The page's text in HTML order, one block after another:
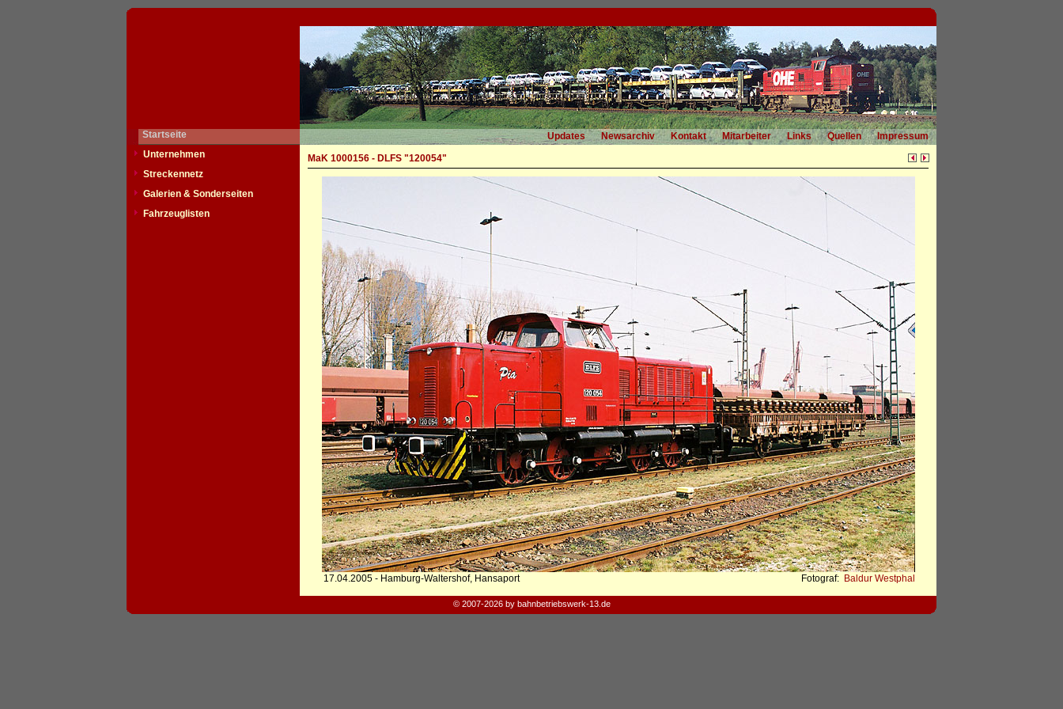
Startseite Updates Newsarchiv Kontakt Mitarbeiter Links Quellen
Impressum
Unternehmen
Streckennetz
Galerien & Sonderseiten
Fahrzeuglisten
MaK 1000156 - DLFS "120054"
17.04.2005 - Hamburg-Waltershof, Hansaport Fotograf: Baldur Westphal
© 2007-2026 by bahnbetriebswerk-13.de